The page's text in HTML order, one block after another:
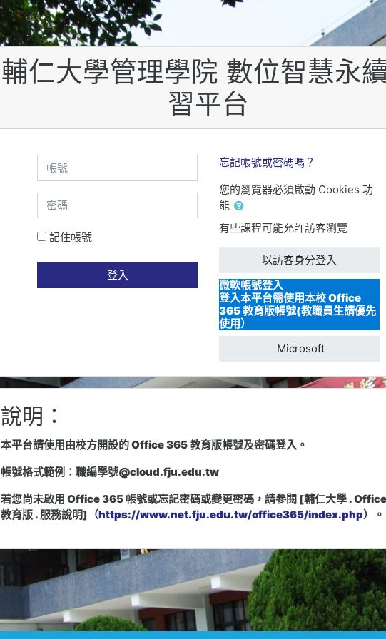
輔仁大學管理學院 數位智慧永
習平台
帳號
密碼
記住帳號
登入
忘記帳號或密碼嗎？
您的瀏覽器必須啟動 Cookies 功
能
有些課程可能允許訪客瀏覽
以訪客身分登入
微軟帳號登入
登入本平台需使用本校 Office
365 教育版帳號(教職員生請優先
使用）
Microsoft
說明：
本平台請使用由校方開設的 Office 365 教育版帳號及密碼登入。
帳號格式範例：職編學號@cloud.fju.edu.tw
若您尚未啟用 Office 365 帳號或忘記密碼或變更密碼，請參閱 [輔仁大學 .
教育版 . 服務說明]（https://www.net.fju.edu.tw/office365/index.php）。